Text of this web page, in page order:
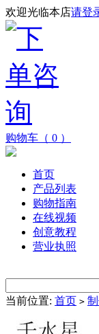
欢迎光临本店请登
购物车（ 0 ）
首页
产品列表
购物指南
在线视频
创意教程
营业执照
当前位置: 首页 >